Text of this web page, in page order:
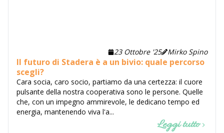
23 Ottobre '25 Mirko Spino
Il futuro di Stadera è a un bivio: quale percorso
scegli?
Cara socia, caro socio, partiamo da una certezza: il cuore
pulsante della nostra cooperativa sono le persone. Quelle
che, con un impegno ammirevole, le dedicano tempo ed
energia, mantenendo viva l'a...
Leggi tutto